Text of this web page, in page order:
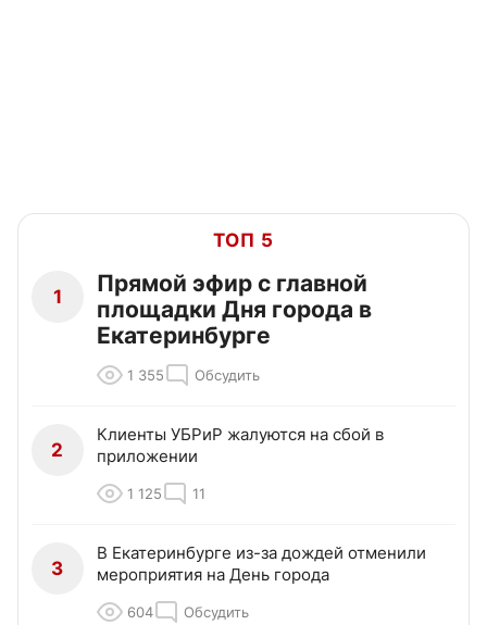
ТОП 5
1
Прямой эфир с главной
площадки Дня города в
Екатеринбурге
1 355 Обсудить
2
Клиенты УБРиР жалуются на сбой в
приложении
1 125 11
3
В Екатеринбурге из-за дождей отменили
мероприятия на День города
604 Обсудить